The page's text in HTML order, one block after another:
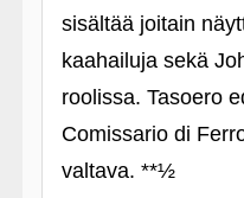
sisältää joitain
kaahailuja sekä
roolissa. Tasoero
Comissario di
valtava. **½